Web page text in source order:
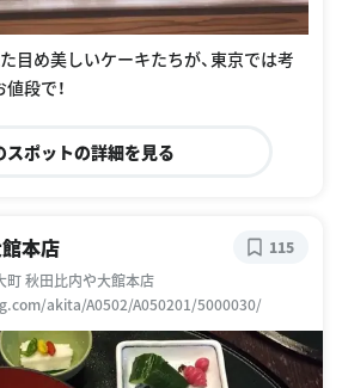
目め美しいケーキたちが、東京では考
段で！
スポットの詳細を見る
本店
町 秋田比内や大館本店
akita/A0502/A050201/5000030/
115